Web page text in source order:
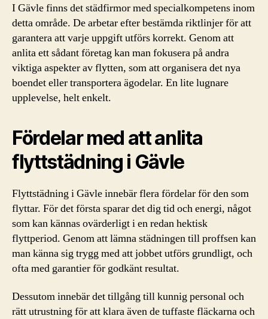
I Gävle finns det städfirmor med specialkompetens inom
detta område. De arbetar efter bestämda riktlinjer för att
garantera att varje uppgift utförs korrekt. Genom att
anlita ett sådant företag kan man fokusera på andra
viktiga aspekter av flytten, som att organisera det nya
boendet eller transportera ägodelar. En lite lugnare
upplevelse, helt enkelt.
Fördelar med att anlita
flyttstädning i Gävle
Flyttstädning i Gävle innebär flera fördelar för den som
flyttar. För det första sparar det dig tid och energi, något
som kan kännas ovärderligt i en redan hektisk
flyttperiod. Genom att lämna städningen till proffsen kan
man känna sig trygg med att jobbet utförs grundligt, och
ofta med garantier för godkänt resultat.
Dessutom innebär det tillgång till kunnig personal och
rätt utrustning för att klara även de tuffaste fläckarna och